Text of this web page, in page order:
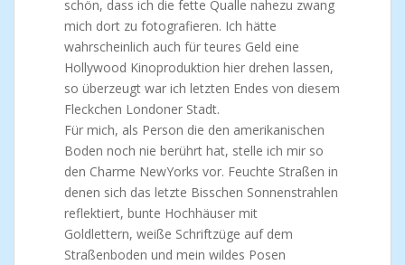
schön, dass ich die fette Qualle nahezu zwang
mich dort zu fotografieren. Ich hätte
wahrscheinlich auch für teures Geld eine
Hollywood Kinoproduktion hier drehen lassen,
so überzeugt war ich letzten Endes von diesem
Fleckchen Londoner Stadt.
Für mich, als Person die den amerikanischen
Boden noch nie berührt hat, stelle ich mir so
den Charme NewYorks vor. Feuchte Straßen in
denen sich das letzte Bisschen Sonnenstrahlen
reflektiert, bunte Hochhäuser mit
Goldlettern, weiße Schriftzüge auf dem
Straßenboden und mein wildes Posen